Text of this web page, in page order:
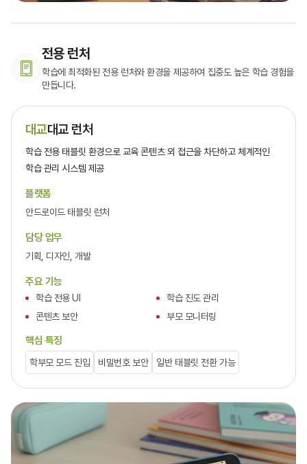
전용 런처
학습에 최적화된 전용 런처와 환경을 제공하여 집중도 높은 학습 경험을
만듭니다.
대교대교 런처
학습 전용 태블릿 환경으로 교육 콘텐츠 외 접근을 차단하고 체계적인
학습 관리 시스템 제공
플랫폼
안드로이드 태블릿 런처
담당 업무
기획, 디자인, 개발
주요 기능
학습 전용 UI
학습 진도 관리
콘텐츠 보안
부모 모니터링
핵심 특징
학부모 모드 진입 비밀번호 보안 일반 태블릿 전환 가능